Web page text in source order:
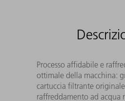
Processo affidabile e
ottimale della macchina:
cartuccia filtrante
raffreddamento ad acqua